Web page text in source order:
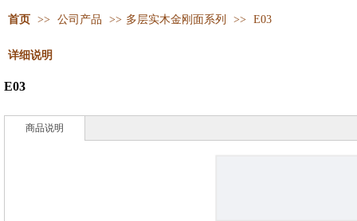
首页 >> 公司产品 >> 多层实木金刚面系列 >> E03
详细说明
E03
商品说明